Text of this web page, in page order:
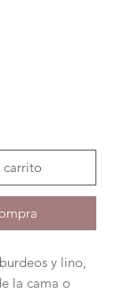
carrito
y lino,
la cama o